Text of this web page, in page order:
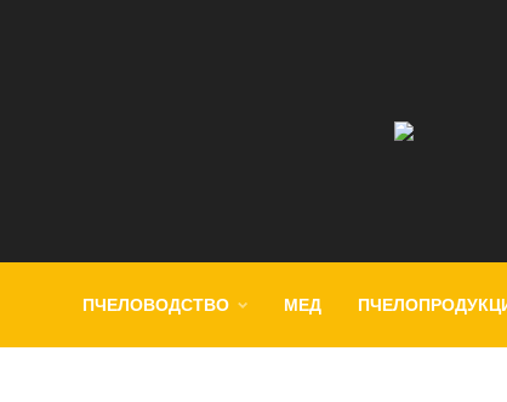
ПЧЕЛОВОДСТВО МЕД